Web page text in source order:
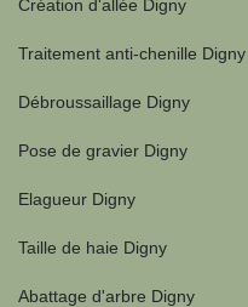
Création d'allée Digny
Traitement anti-chenille Digny
Débroussaillage Digny
Pose de gravier Digny
Elagueur Digny
Taille de haie Digny
Abattage d'arbre Digny